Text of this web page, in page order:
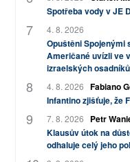
Spotřeba vody v JE
4. 8. 2026
Opuštěni Spojenými
Američané uvízli ve
izraelských osadníků
4. 8. 2026 Fabiano
Infantino zjišťuje, že
7. 8. 2026
Petr
Klausův útok na
odhaluje celý jeho